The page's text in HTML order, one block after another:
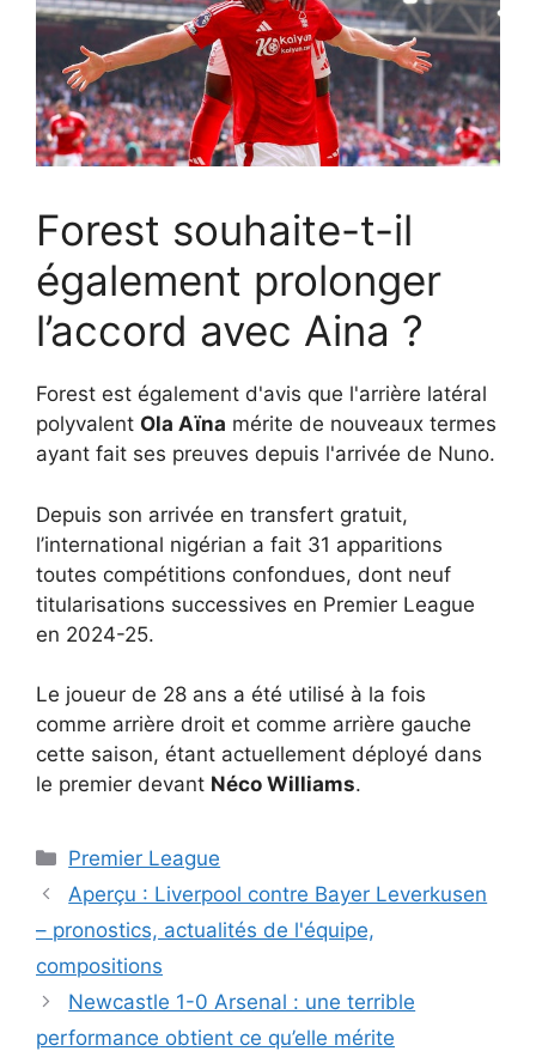
Forest souhaite-t-il
également prolonger
l’accord avec Aina ?
Forest est également d'avis que l'arrière latéral
polyvalent Ola Aïna mérite de nouveaux termes
ayant fait ses preuves depuis l'arrivée de Nuno.
Depuis son arrivée en transfert gratuit,
l’international nigérian a fait 31 apparitions
toutes compétitions confondues, dont neuf
titularisations successives en Premier League
en 2024-25.
Le joueur de 28 ans a été utilisé à la fois
comme arrière droit et comme arrière gauche
cette saison, étant actuellement déployé dans
le premier devant Néco Williams.
Catégories
Premier League
Aperçu : Liverpool contre Bayer Leverkusen
– pronostics, actualités de l'équipe,
compositions
Newcastle 1-0 Arsenal : une terrible
performance obtient ce qu’elle mérite